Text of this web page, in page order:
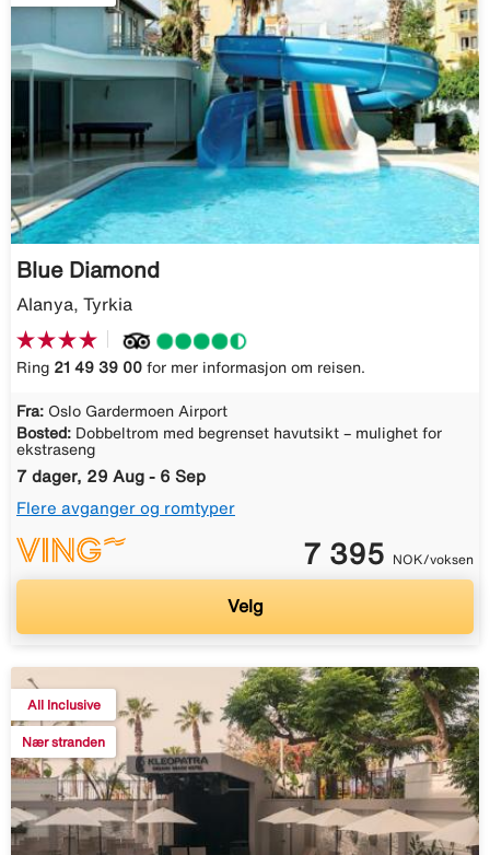
Blue Diamond
Alanya, Tyrkia
Ring 21 49 39 00 for mer informasjon om reisen.
Fra: Oslo Gardermoen Airport
Bosted: Dobbeltrom med begrenset havutsikt – mulighet for
ekstraseng
7 dager, 29 Aug - 6 Sep
Flere avganger og romtyper
7 395 NOK/voksen
Velg
All Inclusive
Nær stranden